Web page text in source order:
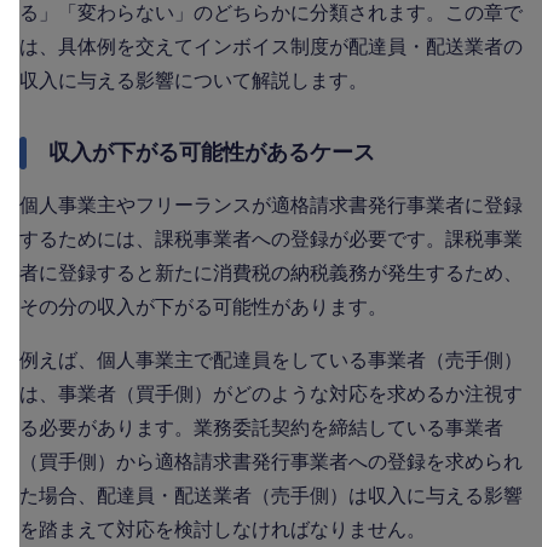
る」「変わらない」のどちらかに分類されます。この章で
は、具体例を交えてインボイス制度が配達員・配送業者の
収入に与える影響について解説します。
収入が下がる可能性があるケース
個人事業主やフリーランスが適格請求書発行事業者に登録
するためには、課税事業者への登録が必要です。課税事業
者に登録すると新たに消費税の納税義務が発生するため、
その分の収入が下がる可能性があります。
例えば、個人事業主で配達員をしている事業者（売手側）
は、事業者（買手側）がどのような対応を求めるか注視す
る必要があります。業務委託契約を締結している事業者
（買手側）から適格請求書発行事業者への登録を求められ
た場合、配達員・配送業者（売手側）は収入に与える影響
を踏まえて対応を検討しなければなりません。